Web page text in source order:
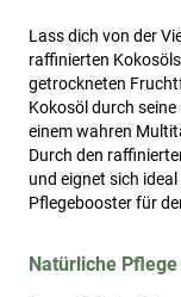
Lass dich von der
raffinierten
getrockneten
Kokosöl durch
einem wahren
Durch den
und eignet sich
Pflegebooster für
Natürliche